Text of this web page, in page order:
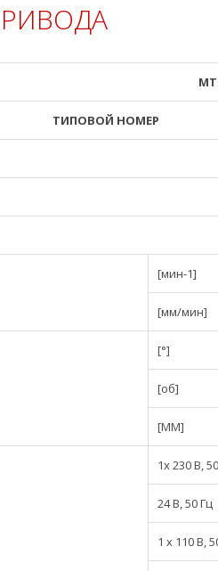
ТИПОВОЙ НОМЕР
[мин-1]
[мм/мин]
[°]
[об]
[MM]
1x 230 В,
24 В, 50 Гц
1 x 110 В,